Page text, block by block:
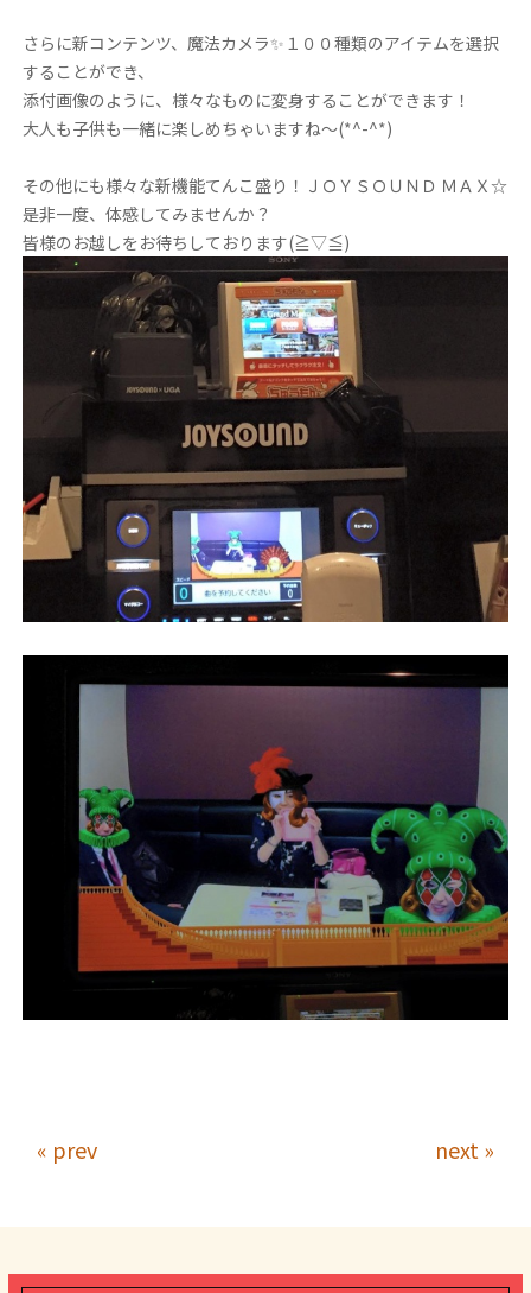
さらに新コンテンツ、魔法カメラ✨１００種類のアイテムを選択
することができ、
添付画像のように、様々なものに変身することができます！
大人も子供も一緒に楽しめちゃいますね～(*^-^*)
その他にも様々な新機能てんこ盛り！ＪＯＹＳＯＵＮＤ ＭＡＸ☆
是非一度、体感してみませんか？
皆様のお越しをお待ちしております(≧▽≦)
« prev next »